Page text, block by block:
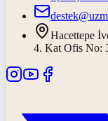
Hacettepe
4. Kat Ofis No: